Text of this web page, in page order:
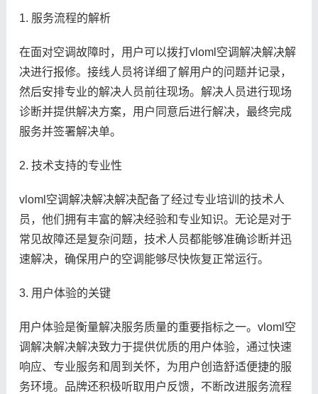
1. 服务流程的解析
在面对空调故障时，用户可以拨打vloml空调解决解决解
决进行报修。接线人员将详细了解用户的问题并记录，
然后安排专业的解决人员前往现场。解决人员进行现场
诊断并提供解决方案，用户同意后进行解决，最终完成
服务并签署解决单。
2. 技术支持的专业性
vloml空调解决解决解决配备了经过专业培训的技术人
员，他们拥有丰富的解决经验和专业知识。无论是对于
常见故障还是复杂问题，技术人员都能够准确诊断并迅
速解决，确保用户的空调能够尽快恢复正常运行。
3. 用户体验的关键
用户体验是衡量解决服务质量的重要指标之一。vloml空
调解决解决解决致力于提供优质的用户体验，通过快速
响应、专业服务和周到关怀，为用户创造舒适便捷的服
务环境。品牌还积极听取用户反馈，不断改进服务流程